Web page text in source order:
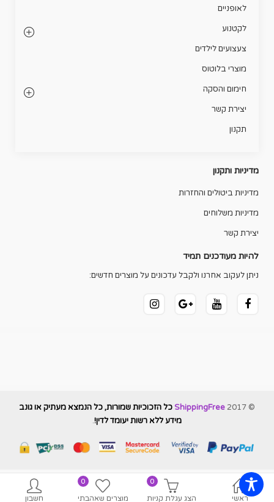
ראשי
0
הצג עגלת קניות
0
מוצרים שאהבתי
חשבון
לאופניים
לקטנוע
צעצועים לילדים
מוצרי בלוטוס
חימום והסקה
יצירת קשר
תקנון
מדיניות ותקנון
מדיניות ביטולים והחזרות
מדיניות משלוחים
יצירת קשר
להיות מעודכנים תמיד
ניתן לעקוב אחרנו ולקבל עדכונים על מוצרים חדשים:
© 2017
ShippingFreeכל הזכוכיות שמורות, כל הנמצא מעתיק או גונב
מידע ללא רשות יעומד לדין!.